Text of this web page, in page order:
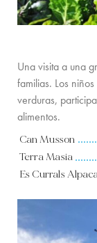
FLOTA DE
SERVICIOS
CONCIERGE
Una visita a una
familias. Los
verduras,
alimentos.
Can Musson
Terra Masia
Es Currals